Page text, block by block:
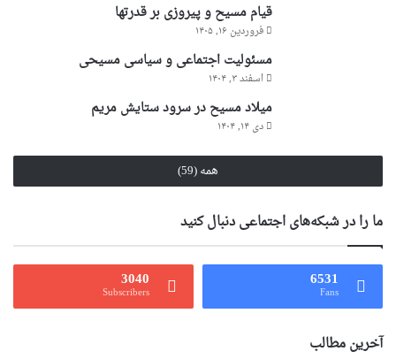
قیام مسیح و پیروزی بر قدرتها
فروردین ۱۶, ۱۴۰۵
مسئولیت اجتماعی و سیاسی مسیحی
اسفند ۳, ۱۴۰۴
میلاد مسیح در سرود ستایش مریم
دی ۱۴, ۱۴۰۴
همه (59)
ما را در شبکه‌های اجتماعی دنبال کنید
6531
Fans
3040
Subscribers
آخرین مطالب